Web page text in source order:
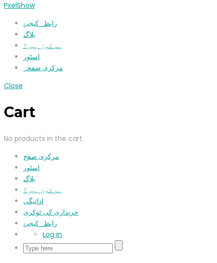
PxelShow
رابطہ کیجیۓ
بلاگ
ہم کون ہیں؟
اسٹور
مرکزی صفحہ
Close
Cart
No products in the cart.
مرکزی صفح
اسٹور
بلاگ
ہم کون ہیں؟
ادائیگی
خریداری کی ٹوکری
رابطہ کیجیۓ
Log in